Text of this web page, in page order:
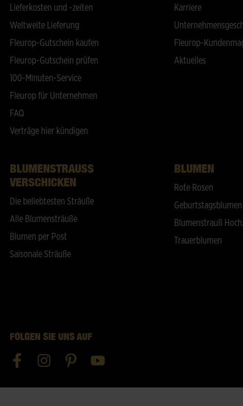
Lieferkosten und -zeiten
Weltweite Lieferung
Fleurop-Gutschein kaufen
Fleurop-Gutschein prüfen
100-Minuten-Service
Fleurop für Unternehmen
FAQ
Verträge hier kündigen
Karriere
Fleurop-
Aktuelles
BLUMENSTRAUSS V
ERSCHICKEN
Die beliebtesten Sträuße
Alle Blumensträuße
Blumen per Post
Saisonale Sträuße
BLUMEN
Rote Rosen
Geburtstagsblumen
Blumenstrauß
Trauerblumen
FOLGEN SIE UNS AUF